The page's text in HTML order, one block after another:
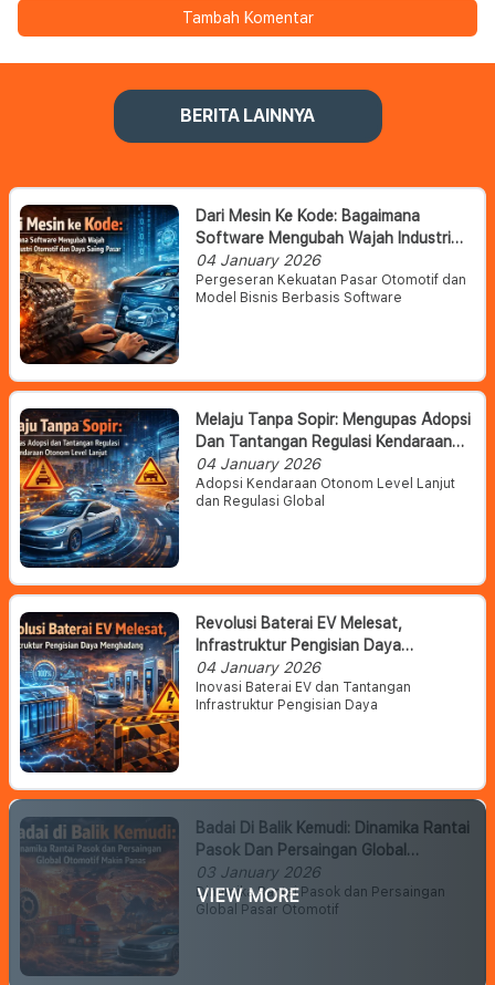
Tambah Komentar
BERITA LAINNYA
Dari Mesin Ke Kode: Bagaimana
Software Mengubah Wajah Industri
Otomotif Dan Daya Saing Pasar
04 January 2026
Pergeseran Kekuatan Pasar Otomotif dan
Model Bisnis Berbasis Software
Melaju Tanpa Sopir: Mengupas Adopsi
Dan Tantangan Regulasi Kendaraan
Otonom Level Lanjut
04 January 2026
Adopsi Kendaraan Otonom Level Lanjut
dan Regulasi Global
Revolusi Baterai EV Melesat,
Infrastruktur Pengisian Daya
Menghadang
04 January 2026
Inovasi Baterai EV dan Tantangan
Infrastruktur Pengisian Daya
Badai Di Balik Kemudi: Dinamika Rantai
Pasok Dan Persaingan Global
Otomotif Makin Panas
03 January 2026
Dinamika Rantai Pasok dan Persaingan
Global Pasar Otomotif
VIEW MORE